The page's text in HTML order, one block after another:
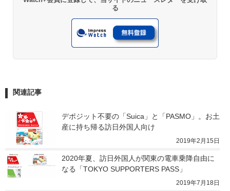
る
関連記事
デポジット不要の「Suica」と「PASMO」。お土
産に持ち帰る訪日外国人向け
2019年2月15日
2020年夏、訪日外国人が関東の電車乗降自由に
なる「TOKYO SUPPORTERS PASS」
2019年7月18日